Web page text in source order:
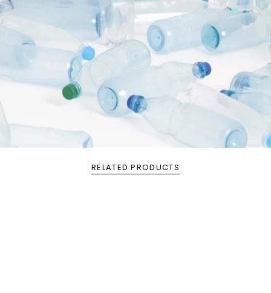
RELATED PRODUCTS